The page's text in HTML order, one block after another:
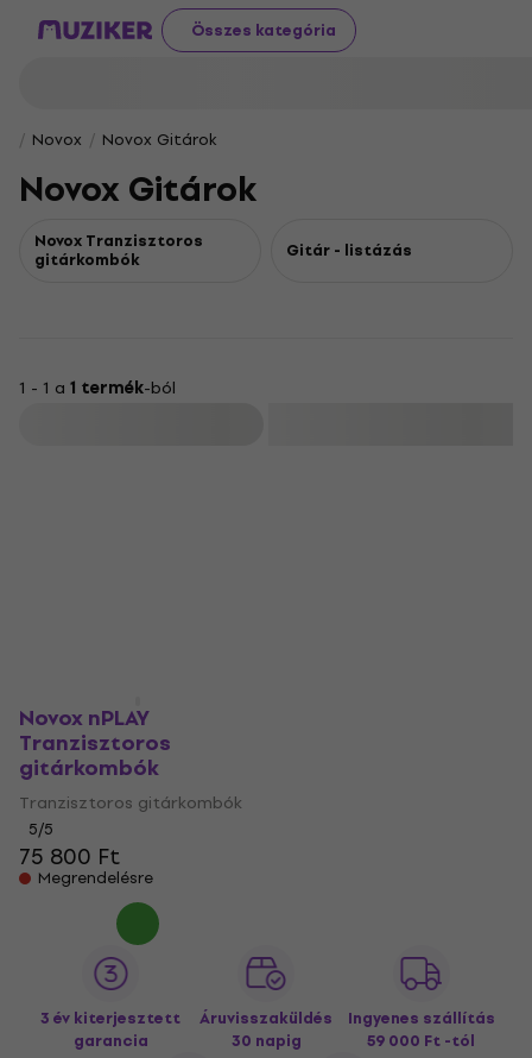
Összes kategória
Novox Novox Gitárok
Novox Gitárok
Novox Tranzisztoros
gitárkombók Gitár - listázás
1 - 1 a 1 termék-ból
Novox nPLAY
Tranzisztoros
gitárkombók
Tranzisztoros gitárkombók
5/5
75 800 Ft
Megrendelésre
3 év kiterjesztett
garancia
Áruvisszaküldés
30 napig
Ingyenes szállítás
59 000 Ft -tól